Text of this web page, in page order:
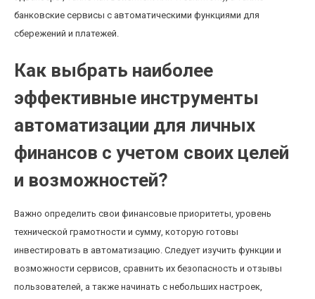
банковские сервисы с автоматическими функциями для
сбережений и платежей.
Как выбрать наиболее
эффективные инструменты
автоматизации для личных
финансов с учетом своих целей
и возможностей?
Важно определить свои финансовые приоритеты, уровень
технической грамотности и сумму, которую готовы
инвестировать в автоматизацию. Следует изучить функции и
возможности сервисов, сравнить их безопасность и отзывы
пользователей, а также начинать с небольших настроек,